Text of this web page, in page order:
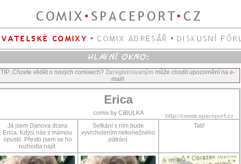
TIP: Chcete vědět o nových comixech? Zaregistrovaným může chodit upozornění na e-
mail!
Erica
comix by CIBULKA
Já jsem Danova dcera
Erica. Kdysi nás s mámou
opustil. Přesto jsem se ho
rozhodla najít.
Setkání s ním bude
vyvrcholením nekonečného
pátrání.
Tati!